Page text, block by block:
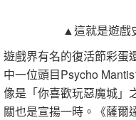
▲這就是遊戲
遊戲界有名的復活節彩蛋
中一位頭目Psycho
像是「你喜歡玩惡魔城」
關也是宣揚一時。《薩爾